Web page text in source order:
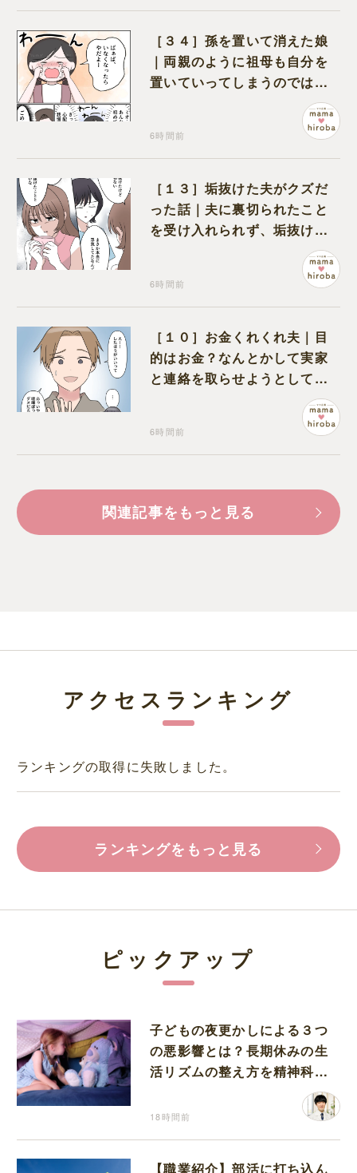
［３４］孫を置いて消えた娘
｜両親のように祖母も自分を
置いていってしまうのでは？
と怯えて泣く孫に心が痛む
6時間前
［１３］垢抜けた夫がクズだ
った話｜夫に裏切られたこと
を受け入れられず、垢抜けた
ことが関係しているのかと嘆
6時間前
［１０］お金くれくれ夫｜目
的はお金？なんとかして実家
と連絡を取らせようとしてく
6時間前
関連記事をもっと見る
アクセスランキング
ランキングの取得に失敗しました。
ランキングをもっと見る
ピックアップ
子どもの夜更かしによる３つ
の悪影響とは？長期休みの生
活リズムの整え方を精神科医
18時間前
【職業紹介】部活に打ち込ん